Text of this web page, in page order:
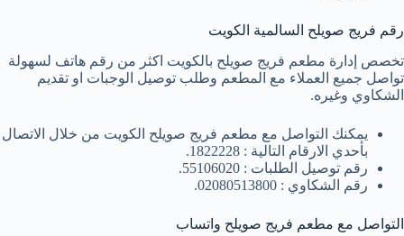
رقم فريج صويلح السالمية الكويت
تخصص إدارة مطعم فريج صويلح بالكويت اكثر من رقم هاتف لسهولة
تواصل جميع العملاء مع المطعم وطلب توصيل الوجبات او تقديم
الشكاوي وغيره.
يمكنك التواصل مع مطعم فريج صويلح الكويت من خلال الاتصال
بأحدي الارقام التالية : 1822228.
رقم توصيل الطلبات : 55106020.
رقم الشكاوي : 02080513800.
التواصل مع مطعم فريج صويلح واتساب